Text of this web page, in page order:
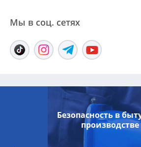
Мы в соц. сетяx
Безопасность в
производстве